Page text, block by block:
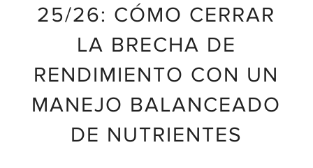
25/26: CÓMO CERRAR
LA BRECHA DE
RENDIMIENTO CON UN
MANEJO BALANCEADO
DE NUTRIENTES